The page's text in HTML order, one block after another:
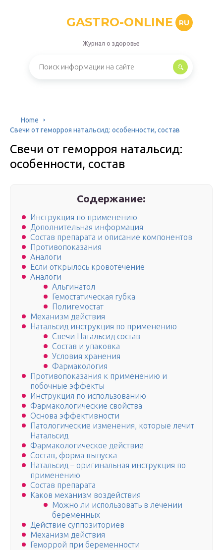
GASTRO-ONLINE RU
Журнал о здоровье
Home
Свечи от геморроя натальсид: особенности, состав
Свечи от геморроя натальсид:
особенности, состав
Содержание:
Инструкция по применению
Дополнительная информация
Состав препарата и описание компонентов
Противопоказания
Аналоги
Если открылось кровотечение
Аналоги
Альгинатол
Гемостатическая губка
Полигемостат
Механизм действия
Натальсид инструкция по применению
Свечи Натальсид состав
Состав и упаковка
Условия хранения
Фармакология
Противопоказания к применению и
побочные эффекты
Инструкция по использованию
Фармакологические свойства
Основа эффективности
Патологические изменения, которые лечит
Натальсид
Фармакологическое действие
Состав, форма выпуска
Натальсид – оригинальная инструкция по
применению
Состав препарата
Каков механизм воздействия
Можно ли использовать в лечении
беременных
Действие суппозиториев
Механизм действия
Геморрой при беременности